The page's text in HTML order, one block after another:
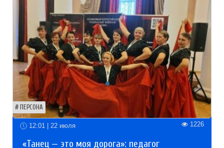
ПЕРСОНА
12:01 | 22 июля 1226
«Танец — это моя дорога»: педагог